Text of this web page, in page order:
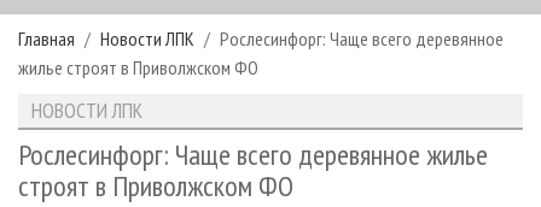
РУБРИКИ И ТЕМЫ
РУБРИКИ ЖУРНАЛА
ЛЕСОЗАГОТОВКА
ЛЕСОПИЛЕНИЕ
НОВОСТИ
НОВОСТИ ЛПК
НОВОСТИ ЖУРНАЛА
ПРОЕКТЫ ЛПИ
АНАЛИТИКА
ПРЕДПРИЯТИЯ ЛПК
АРХИВ ЖУРНАЛОВ
О ЖУРНАЛЕ
Главная Новости ЛПК
Рослесинфорг: Чаще всего деревянное
жилье строят в Приволжском ФО
НОВОСТИ ЛПК
Рослесинфорг: Чаще всего деревянное жилье
строят в Приволжском ФО